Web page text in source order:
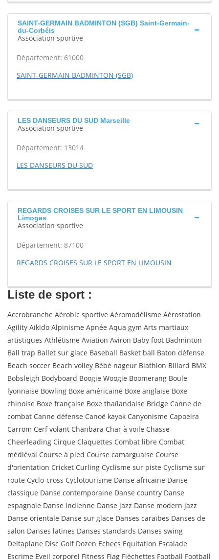
SAINT-GERMAIN BADMINTON (SGB) Saint-Germain-
du-Corbéis
Association sportive
Département: 61000
SAINT-GERMAIN BADMINTON (SGB)
LES DANSEURS DU SUD Marseille
Association sportive
Département: 13014
LES DANSEURS DU SUD
REGARDS CROISES SUR LE SPORT EN LIMOUSIN
Limoges
Association sportive
Département: 87100
REGARDS CROISES SUR LE SPORT EN LIMOUSIN
Liste de sport :
Accrobranche Aérobic sportive Aéromodélisme Aérostation
Agility Aikido Alpinisme Apnée Aqua gym Arts martiaux
artistiques Athlétisme Aviation Aviron Baby foot Badminton
Ball trap Ballet sur glace Baseball Basket ball Baton défense
Beach soccer Beach volley Bébé nageur Biathlon Billard BMX
Bobsleigh Bodyboard Boogie Woogie Boomerang Boule
lyonnaise Bowling Boxe américaine Boxe anglaise Boxe
chinoise Boxe française Boxe thaïlandaise Bridge Canne de
combat Canne défense Canoë kayak Canyonisme Capoeira
Carrom Cerf volant Chanbara Char à voile Chasse
Cheerleading Cirque Claquettes Combat libre Combat
médiéval Course à pied Course camarguaise Course
d'orientation Cricket Curling Cyclisme sur piste Cyclisme sur
route Cyclo-cross Cyclotourisme Danse africaine Danse
classique Danse contemporaine Danse country Danse
espagnole Danse indienne Danse jazz Danse modern jazz
Danse orientale Danse sur glace Danses caraïbes Danses de
salon Danses latines Danses standards Danses swing
Deltaplane Disc Golf Dozen Echecs Equitation Escalade
Escrime Eveil corporel Fitness Flag Fléchettes Football Football